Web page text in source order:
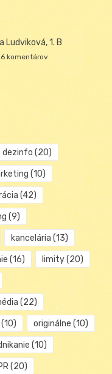
Ludviková, 1. B
6 komentárov
dezinfo (20)
(10)
(42)
(9)
kancelária (13)
(16) limity(20)
(22)
(10) originálne (10)
(10)
(20)